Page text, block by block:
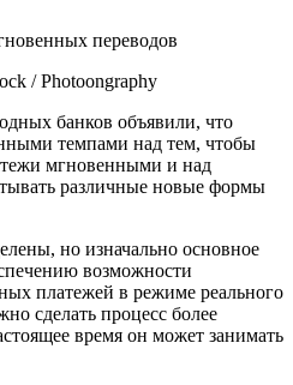
/ Photoongraphy
банков объявили, что
темпами над тем, чтобы
мгновенными и над
различные новые формы
но изначально основное
возможности
платежей в режиме реального
сделать процесс более
время он может занимать